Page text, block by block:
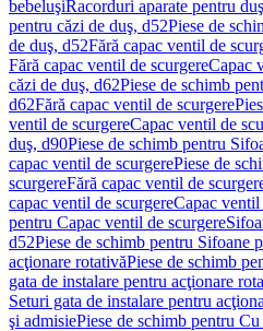
bebeluşiRacorduri aparate pentru
pentru căzi de duş, d52Piese de
de duş, d52Fără capac ventil de
Fără capac ventil de scurgereCapac
căzi de duş, d62Piese de schimb
d62Fără capac ventil de scurgere
ventil de scurgereCapac ventil de
duş, d90Piese de schimb pentru
capac ventil de scurgerePiese de
scurgereFără capac ventil de
capac ventil de scurgereCapac ventil
pentru Capac ventil de scurgere
d52Piese de schimb pentru Sifoane
acţionare rotativăPiese de schimb
gata de instalare pentru acţionare
Seturi gata de instalare pentru
şi admisiePiese de schimb pentru